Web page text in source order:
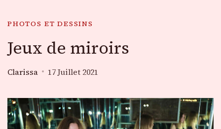
PHOTOS ET DESSINS
Jeux de miroirs
Clarissa 17 Juillet 2021